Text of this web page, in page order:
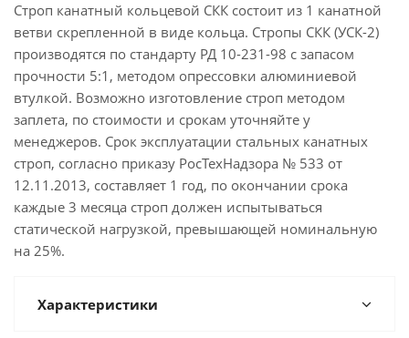
Строп канатный кольцевой СКК состоит из 1 канатной
ветви скрепленной в виде кольца. Стропы СКК (УСК-2)
производятся по стандарту РД 10-231-98 с запасом
прочности 5:1, методом опрессовки алюминиевой
втулкой. Возможно изготовление строп методом
заплета, по стоимости и срокам уточняйте у
менеджеров. Срок эксплуатации стальных канатных
строп, согласно приказу РосТехНадзора № 533 от
12.11.2013, составляет 1 год, по окончании срока
каждые 3 месяца строп должен испытываться
статической нагрузкой, превышающей номинальную
на 25%.
Характеристики